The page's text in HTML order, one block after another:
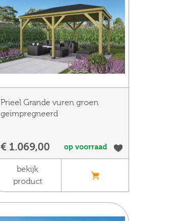
Prieel Grande vuren groen
geïmpregneerd
€ 1.069,00 op voorraad
bekijk
product